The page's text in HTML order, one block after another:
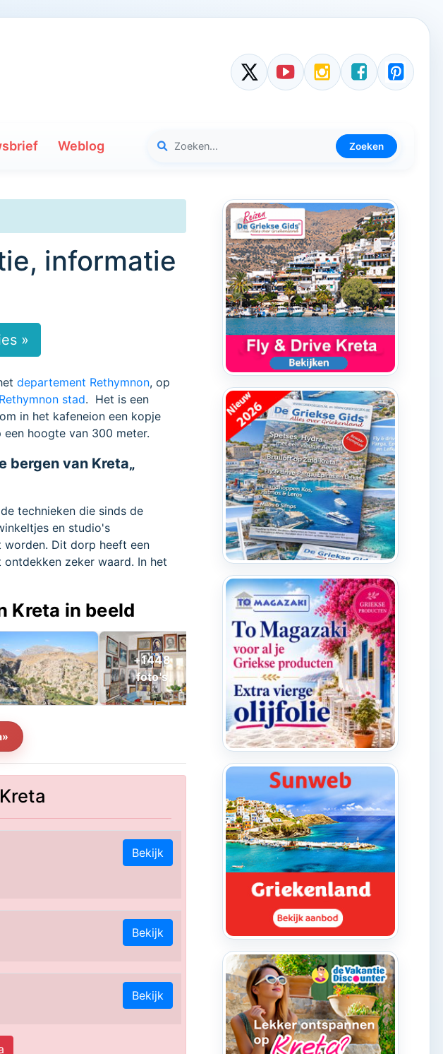
Weblog Zoeken
informatie
»
departement Rethymnon, op
Rethymnon stad. Het is een
in het kafeneion een kopje
hoogte van 300 meter.
bergen van Kreta„
technieken die sinds de
en studio's
worden. Dit dorp heeft een
zeker waard. In het
Kreta in beeld
Bekijk
Bekijk
Bekijk